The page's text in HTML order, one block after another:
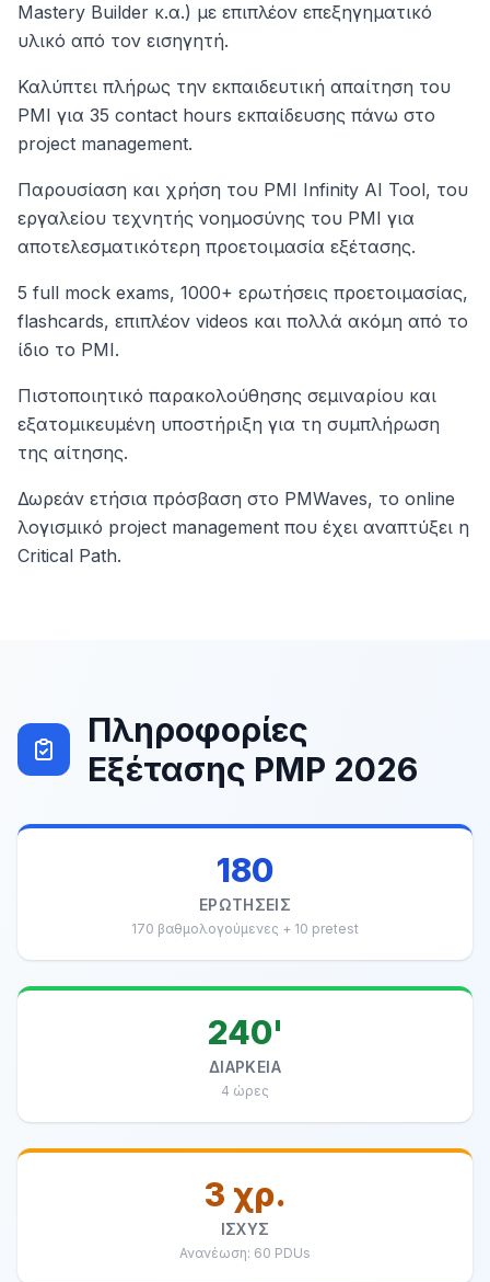
Mastery Builder κ.α.) με επιπλέον επεξηγηματικό
υλικό από τον εισηγητή.
Καλύπτει πλήρως την εκπαιδευτική απαίτηση του
PMI για 35 contact hours εκπαίδευσης πάνω στο
project management.
Παρουσίαση και χρήση του PMI Infinity AI Tool, του
εργαλείου τεχνητής νοημοσύνης του PMI για
αποτελεσματικότερη προετοιμασία εξέτασης.
5 full mock exams, 1000+ ερωτήσεις προετοιμασίας,
flashcards, επιπλέον videos και πολλά ακόμη από το
ίδιο το PMI.
Πιστοποιητικό παρακολούθησης σεμιναρίου και
εξατομικευμένη υποστήριξη για τη συμπλήρωση
της αίτησης.
Δωρεάν ετήσια πρόσβαση στο PMWaves, το online
λογισμικό project management που έχει αναπτύξει η
Critical Path.
Πληροφορίες
Εξέτασης PMP 2026
180
ΕΡΩΤΉΣΕΙΣ
170 βαθμολογούμενες + 10 pretest
240'
ΔΙΆΡΚΕΙΑ
4 ώρες
3 χρ.
ΙΣΧΎΣ
Ανανέωση: 60 PDUs